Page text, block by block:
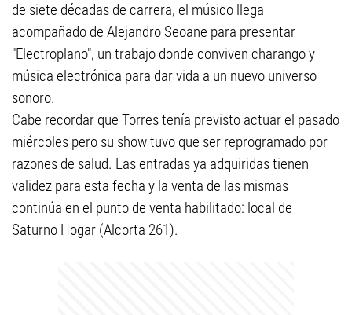
de siete décadas de carrera, el músico llega
acompañado de Alejandro Seoane para presentar
"Electroplano", un trabajo donde conviven charango y
música electrónica para dar vida a un nuevo universo
sonoro.
Cabe recordar que Torres tenía previsto actuar el pasado
miércoles pero su show tuvo que ser reprogramado por
razones de salud. Las entradas ya adquiridas tienen
validez para esta fecha y la venta de las mismas
continúa en el punto de venta habilitado: local de
Saturno Hogar (Alcorta 261).